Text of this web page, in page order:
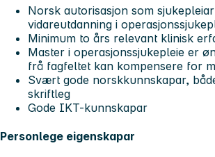
Norsk autorisasjon som
vidareutdanning i
Minimum to års relevant klinisk
Master i operasjonssjukepleie er
frå fagfeltet kan kompensere for
Svært gode norskkunnskapar,
skriftleg
Gode IKT-kunnskapar
Personlege eigenskapar